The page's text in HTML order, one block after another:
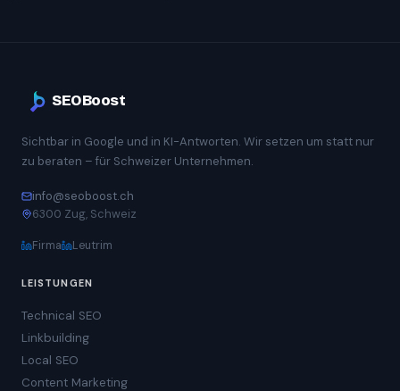
SEOBoost
Sichtbar in Google und in KI-Antworten. Wir setzen um statt nur
zu beraten – für Schweizer Unternehmen.
info@seoboost.ch
6300 Zug, Schweiz
Firma Leutrim
LEISTUNGEN
Technical SEO
Linkbuilding
Local SEO
Content Marketing